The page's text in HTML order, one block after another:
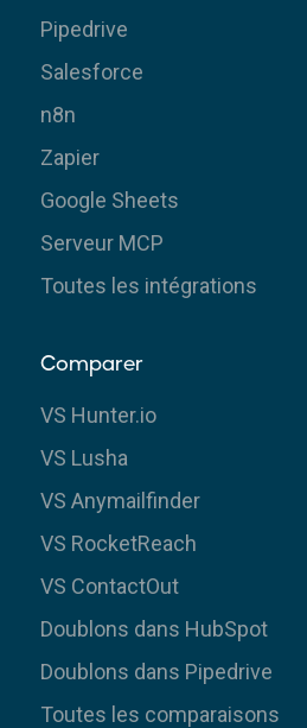
Pipedrive
Salesforce
n8n
Zapier
Google Sheets
Serveur MCP
Toutes les intégrations
Comparer
VS Hunter.io
VS Lusha
VS Anymailfinder
VS RocketReach
VS ContactOut
Doublons dans HubSpot
Doublons dans Pipedrive
Toutes les comparaisons